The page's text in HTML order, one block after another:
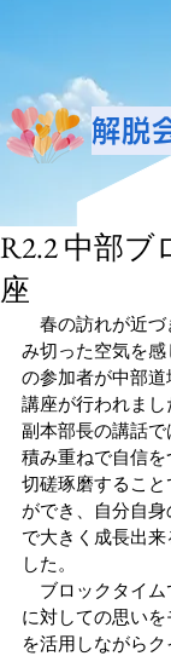
解脱
R2.2 中部ブ
座
春の訪れが近づ
み切った空気を
の参加者が中部
講座が行われま
副本部長の講話
積み重ねで自信
切磋琢磨するこ
ができ、自分自
で大きく成長出
した。
ブロックタイム
に対しての思い
を活用しながら